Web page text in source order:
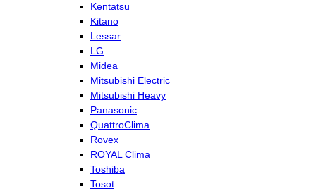
Kentatsu
Kitano
Lessar
LG
Midea
Mitsubishi Electric
Mitsubishi Heavy
Panasonic
QuattroClima
Rovex
ROYAL Clima
Toshiba
Tosot